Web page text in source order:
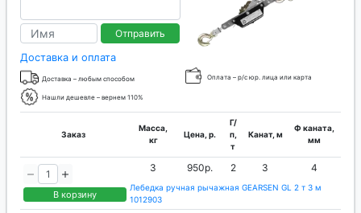
Отправить
Доставка и оплата
Доставка – любым способом Оплата – р/с юр. лица или карта
Нашли дешевле – вернем 110%
Заказ
Масса,
кг
Цена, р.
Г/
п,
т
Канат, м
Ф каната,
мм
В корзину
3 950р. 2 3 4
Лебедка ручная рычажная GEARSEN GL 2 т 3 м
1012903